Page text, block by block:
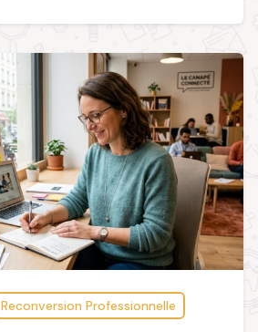
Reconversion Professionnelle